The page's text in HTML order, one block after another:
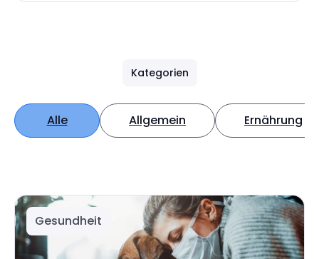
Kategorien
Alle Allgemein Ernährung
Gesundheit